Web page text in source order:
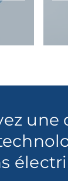
une